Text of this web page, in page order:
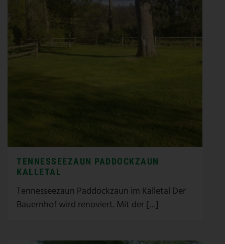
TENNESSEEZAUN PADDOCKZAUN
KALLETAL
Tennesseezaun Paddockzaun im Kalletal Der
Bauernhof wird renoviert. Mit der […]